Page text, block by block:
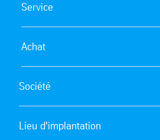
Service
Achat
Société
Lieu d'implantation